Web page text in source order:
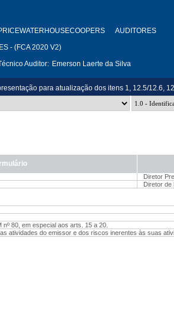
AUDITORES
- (FCA 2020 V2)
Auditor: Emerson Laerte da Silva
para atualização dos itens 1, 12.5/12.6,